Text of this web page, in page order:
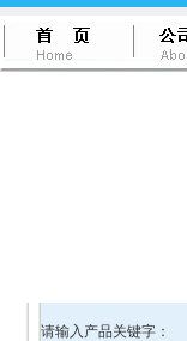
请输入产品关键字：